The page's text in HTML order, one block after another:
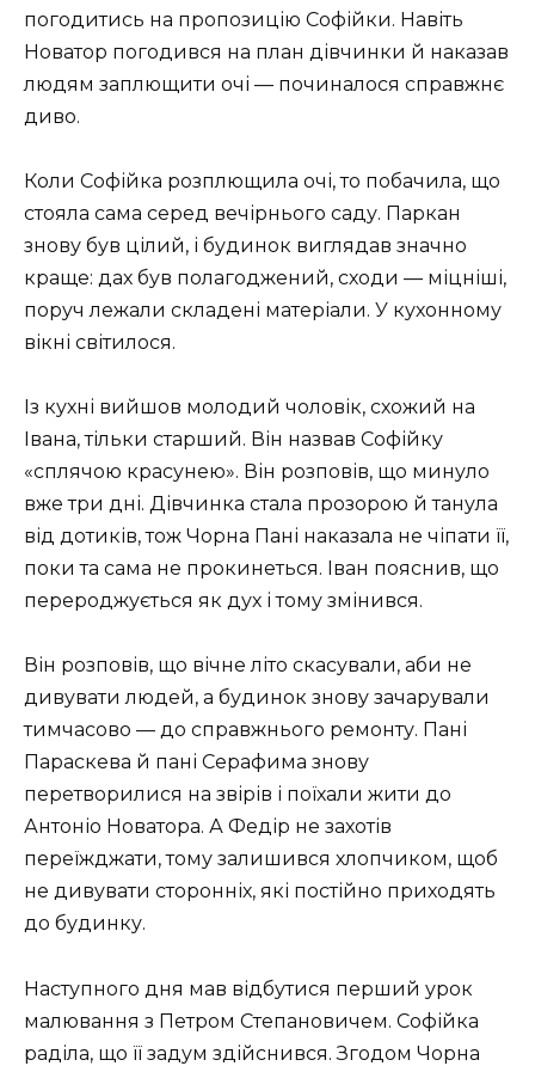
погодитись на пропозицію Софійки. Навіть
Новатор погодився на план дівчинки й наказав
людям заплющити очі — починалося справжнє
диво.
Коли Софійка розплющила очі, то побачила, що
стояла сама серед вечірнього саду. Паркан
знову був цілий, і будинок виглядав значно
краще: дах був полагоджений, сходи — міцніші,
поруч лежали складені матеріали. У кухонному
вікні світилося.
Із кухні вийшов молодий чоловік, схожий на
Івана, тільки старший. Він назвав Софійку
«сплячою красунею». Він розповів, що минуло
вже три дні. Дівчинка стала прозорою й танула
від дотиків, тож Чорна Пані наказала не чіпати її,
поки та сама не прокинеться. Іван пояснив, що
перероджується як дух і тому змінився.
Він розповів, що вічне літо скасували, аби не
дивувати людей, а будинок знову зачарували
тимчасово — до справжнього ремонту. Пані
Параскева й пані Серафима знову
перетворилися на звірів і поїхали жити до
Антоніо Новатора. А Федір не захотів
переїжджати, тому залишився хлопчиком, щоб
не дивувати сторонніх, які постійно приходять
до будинку.
Наступного дня мав відбутися перший урок
малювання з Петром Степановичем. Софійка
раділа, що її задум здійснився. Згодом Чорна